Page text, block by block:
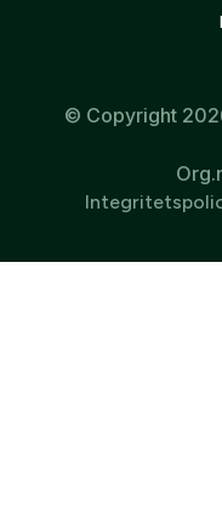
© Copyright